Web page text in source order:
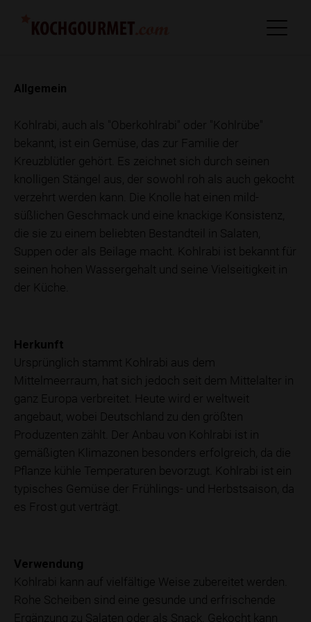
Allgemein
Kohlrabi, auch als "Oberkohlrabi" oder "Kohlrübe"
bekannt, ist ein Gemüse, das zur Familie der
Kreuzblütler gehört. Es zeichnet sich durch seinen
knolligen Stängel aus, der sowohl roh als auch gekocht
verzehrt werden kann. Die Knolle hat einen mild-
süßlichen Geschmack und eine knackige Konsistenz,
die sie zu einem beliebten Bestandteil in Salaten,
Suppen oder als Beilage macht. Kohlrabi ist bekannt für
seinen hohen Wassergehalt und seine Vielseitigkeit in
der Küche.
Herkunft
Ursprünglich stammt Kohlrabi aus dem
Mittelmeerraum, hat sich jedoch seit dem Mittelalter in
ganz Europa verbreitet. Heute wird er weltweit
angebaut, wobei Deutschland zu den größten
Produzenten zählt. Der Anbau von Kohlrabi ist in
gemäßigten Klimazonen besonders erfolgreich, da die
Pflanze kühle Temperaturen bevorzugt. Kohlrabi ist ein
typisches Gemüse der Frühlings- und Herbstsaison, da
es Frost gut verträgt.
Verwendung
Kohlrabi kann auf vielfältige Weise zubereitet werden.
Rohe Scheiben sind eine gesunde und erfrischende
Ergänzung zu Salaten oder als Snack. Gekocht kann